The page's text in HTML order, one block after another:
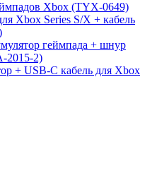
Xbox (TYX-0649)
Xbox Series S/X + кабель
геймпада + шнур
2015-2)
+ USB-C кабель для Xbox